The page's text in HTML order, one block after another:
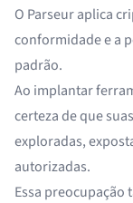
O Parseur aplica
conformidade e a
padrão.
Ao implantar
certeza de que
exploradas,
autorizadas.
Essa